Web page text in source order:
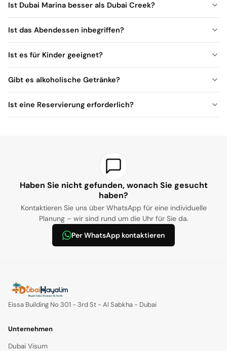
Ist Dubai Marina besser als Dubai Creek?
Dubai Creek ein kulturelles und historisches Erlebnis
Ist das Abendessen inbegriffen?
Ist es für Kinder geeignet?
Gibt es alkoholische Getränke?
Ist eine Reservierung erforderlich?
Haben Sie nicht gefunden, wonach Sie gesucht
haben?
Kontaktieren Sie uns über WhatsApp für eine individuelle
Planung – wir sind rund um die Uhr für Sie da.
Per WhatsApp kontaktieren
Eissa Building No 301 - 3rd St - Al Sabkha - Dubai
Unternehmen
Dubai Visum